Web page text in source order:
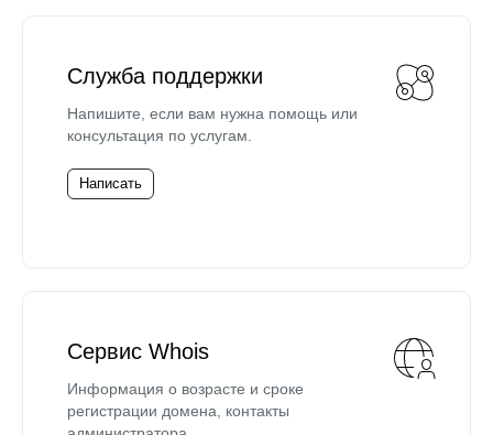
Служба поддержки
Напишите, если вам нужна помощь или
консультация по услугам.
Написать
Сервис Whois
Информация о возрасте и сроке
регистрации домена, контакты